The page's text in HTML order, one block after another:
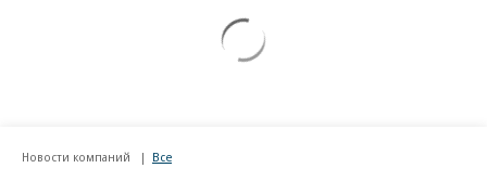
Новости компаний Все